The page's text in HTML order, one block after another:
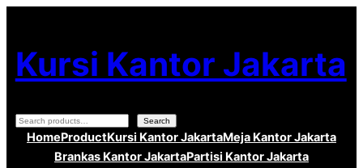
ke
konten
Kursi Kantor Jakarta
Search Search
HomeProductKursi Kantor JakartaMeja Kantor Jakarta
Brankas Kantor JakartaPartisi Kantor Jakarta